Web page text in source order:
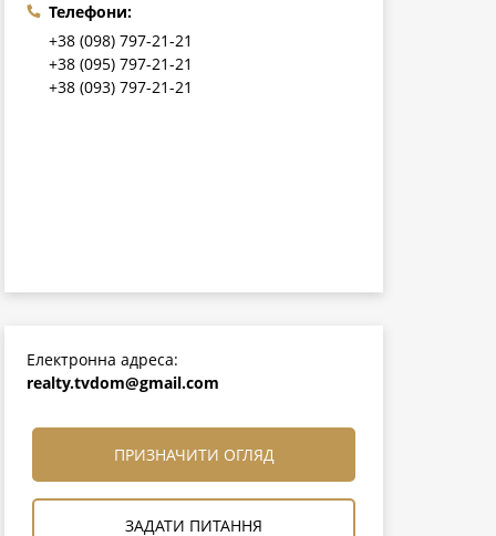
Телефони:
+38 (098) 797-21-21
+38 (095) 797-21-21
+38 (093) 797-21-21
Електронна адреса:
realty.tvdom@gmail.com
ПРИЗНАЧИТИ ОГЛЯД
ЗАДАТИ ПИТАННЯ